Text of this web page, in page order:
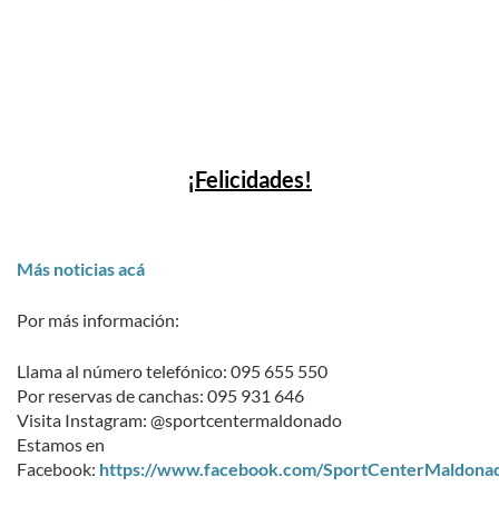
¡Felicidades!
Más noticias acá
Por más información:
Llama al número telefónico: 095 655 550
Por reservas de canchas: 095 931 646
Visita Instagram: @sportcentermaldonado
Estamos en
Facebook: https://www.facebook.com/